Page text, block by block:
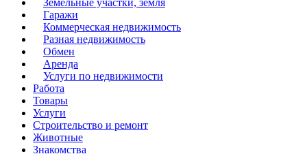
Гаражи
Коммерческая недвижимость
Разная недвижимость
Обмен
Аренда
Услуги по недвижимости
Работа
Товары
Услуги
Строительство и ремонт
Животные
Знакомства